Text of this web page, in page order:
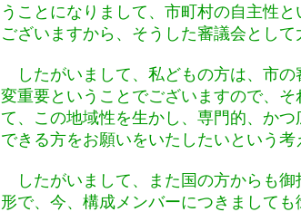
うことになりまして、市町村の自主性
ございますから、そうした審議会として
したがいまして、私どもの方は、市の
変重要ということでございますので、
て、この地域性を生かし、専門的、か
できる方をお願いをいたしたいという考
したがいまして、また国の方からも御
形で、今、構成メンバーにつきましても